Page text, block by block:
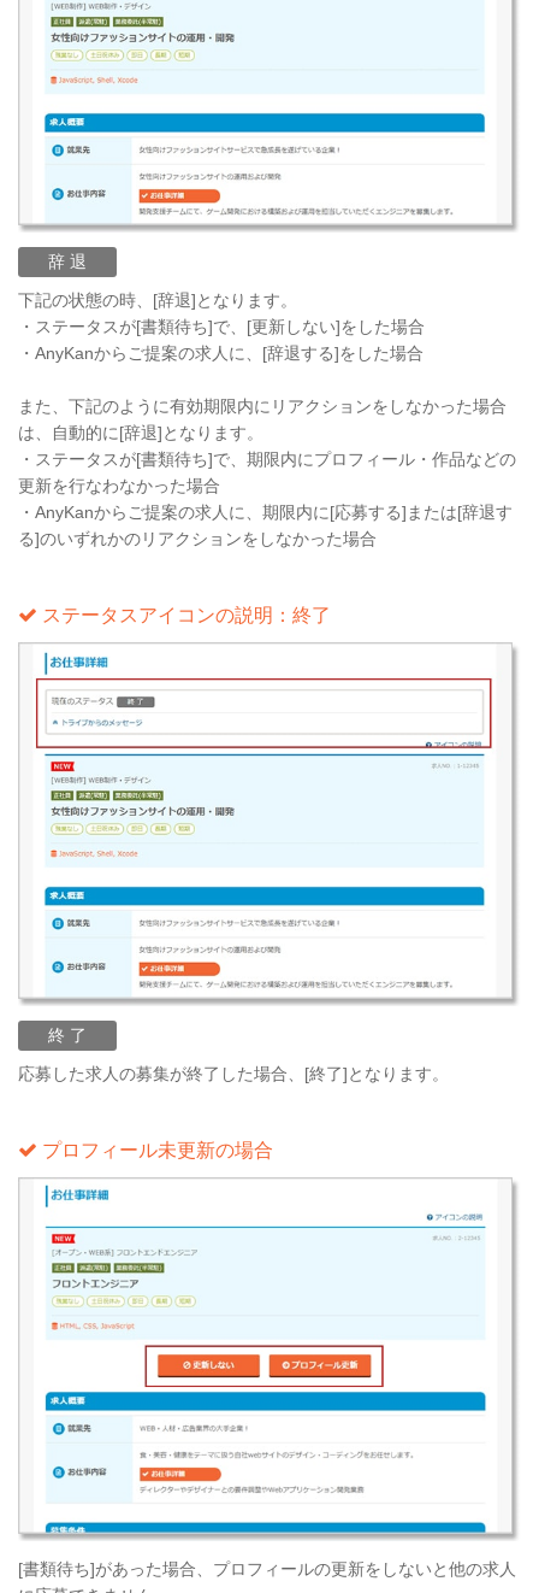
辞 退
下記の状態の時、[辞退]となります。
・ステータスが[書類待ち]で、[更新しない]をした場合
・AnyKanからご提案の求人に、[辞退する]をした場合
また、下記のように有効期限内にリアクションをしなかった場合
は、自動的に[辞退]となります。
・ステータスが[書類待ち]で、期限内にプロフィール・作品などの
更新を行なわなかった場合
・AnyKanからご提案の求人に、期限内に[応募する]または[辞退す
る]のいずれかのリアクションをしなかった場合
ステータスアイコンの説明：終了
終 了
応募した求人の募集が終了した場合、[終了]となります。
プロフィール未更新の場合
[書類待ち]があった場合、プロフィールの更新をしないと他の求人